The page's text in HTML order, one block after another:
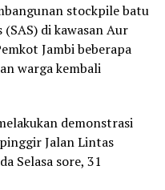
stockpile batu
di kawasan Aur
Jambi beberapa
warga kembali
demonstrasi
Jalan Lintas
Selasa sore, 31